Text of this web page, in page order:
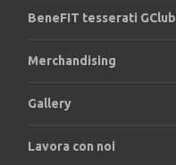
BeneFIT tesserati GClub
Merchandising
Gallery
Lavora con noi